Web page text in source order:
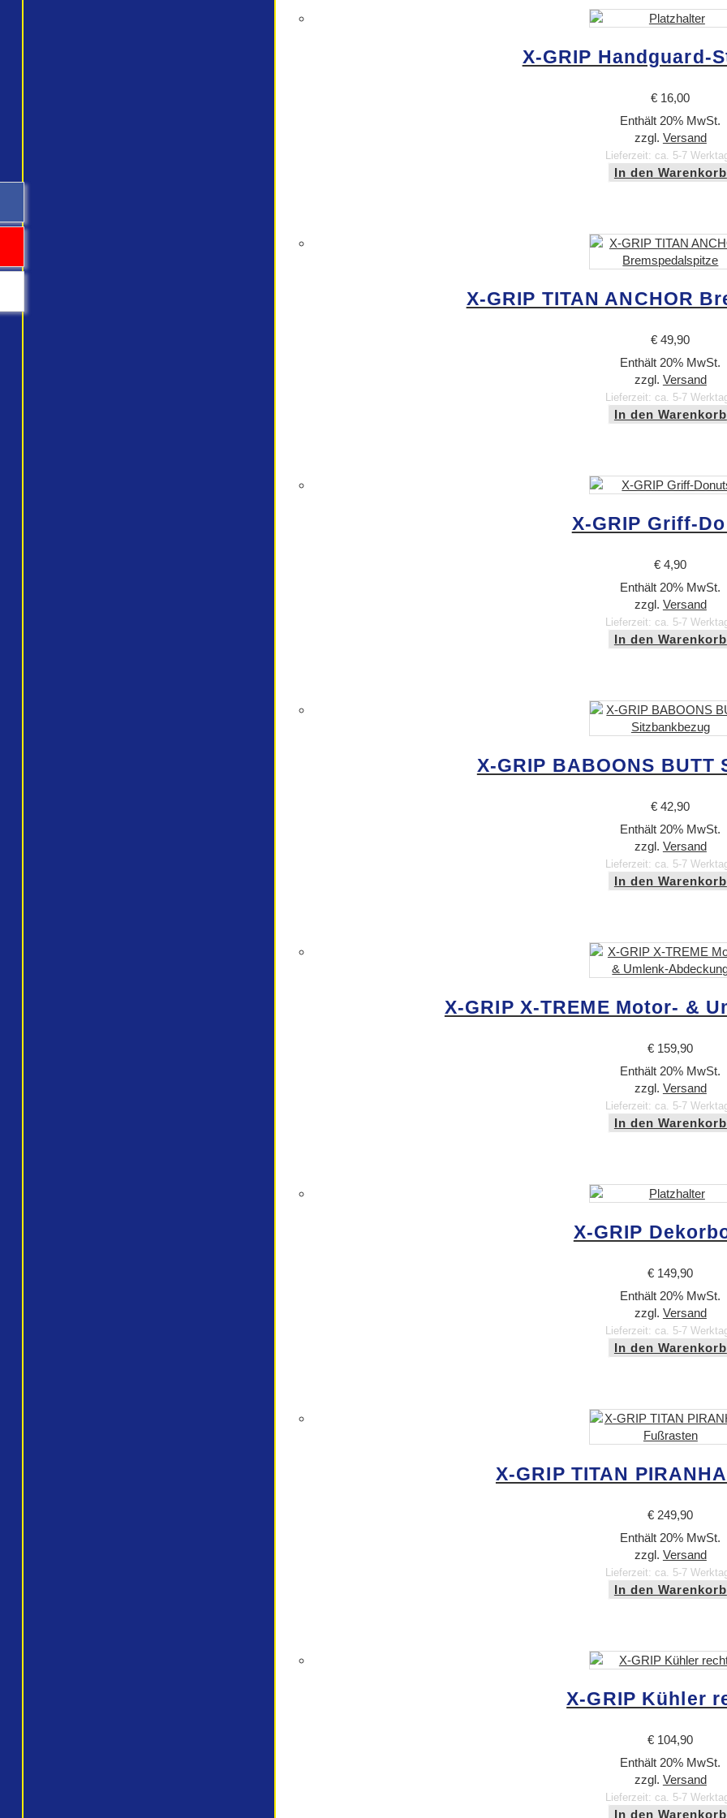
X-GRIP Handguard-
€ 16,00
Enthält 20% MwSt.
zzgl. Versand
Lieferzeit: ca. 5-7
In den Warenkorb
X-GRIP TITAN ANCHOR
€ 49,90
Enthält 20% MwSt.
zzgl. Versand
Lieferzeit: ca. 5-7
In den Warenkorb
X-GRIP Griff-
€ 4,90
Enthält 20% MwSt.
zzgl. Versand
Lieferzeit: ca. 5-7
In den Warenkorb
X-GRIP BABOONS BUTT
€ 42,90
Enthält 20% MwSt.
zzgl. Versand
Lieferzeit: ca. 5-7
In den Warenkorb
X-GRIP X-TREME Motor- &
€ 159,90
Enthält 20% MwSt.
zzgl. Versand
Lieferzeit: ca. 5-7
In den Warenkorb
X-GRIP
€ 149,90
Enthält 20% MwSt.
zzgl. Versand
Lieferzeit: ca. 5-7
In den Warenkorb
X-GRIP TITAN
€ 249,90
Enthält 20% MwSt.
zzgl. Versand
Lieferzeit: ca. 5-7
In den Warenkorb
X-GRIP Kühler
€ 104,90
Enthält 20% MwSt.
zzgl. Versand
Lieferzeit: ca. 5-7
In den Warenkorb